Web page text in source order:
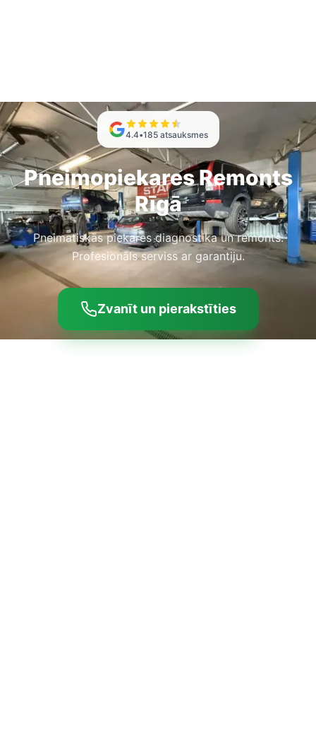
4.4•185 atsauksmes
Pneimopiekares Remonts
Rīgā
Pneimatiskās piekares diagnostika un remonts.
Profesionāls serviss ar garantiju.
Zvanīt un pierakstīties